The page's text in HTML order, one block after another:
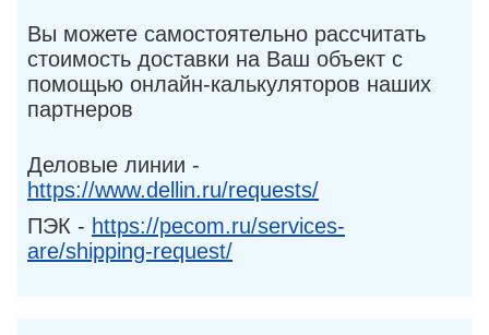
Вы можете самостоятельно рассчитать
стоимость доставки на Ваш объект с
помощью онлайн-калькуляторов наших
партнеров
Деловые линии -
https://www.dellin.ru/requests/
ПЭК - https://pecom.ru/services-
are/shipping-request/